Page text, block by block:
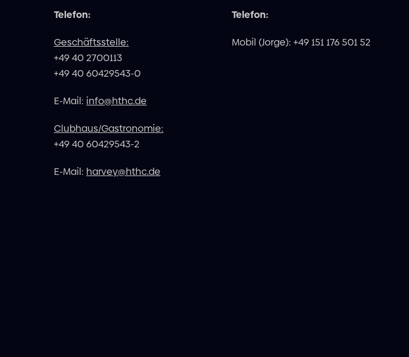
Telefon:
Geschäftsstelle:
+49 40 2700113
+49 40 60429543-0
E-Mail: info@hthc.de
Clubhaus/Gastronomie:
+49 40 60429543-2
E-Mail: harvey@hthc.de
Telefon:
Mobil (Jorge): +49 151 176 501 52